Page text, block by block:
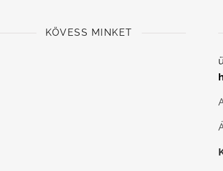
KÖVESS MINKET